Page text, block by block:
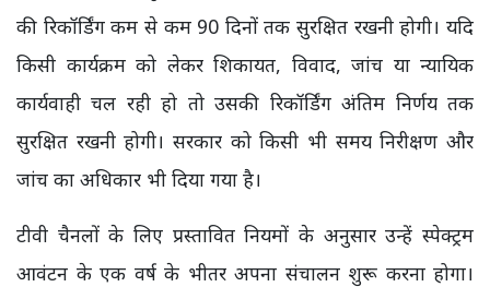
की रिकॉर्डिंग कम से कम 90 दिनों तक सुरक्षित रखनी होगी। यदि
किसी कार्यक्रम को लेकर शिकायत, विवाद, जांच या न्यायिक
कार्यवाही चल रही हो तो उसकी रिकॉर्डिंग अंतिम निर्णय तक
सुरक्षित रखनी होगी। सरकार को किसी भी समय निरीक्षण और
जांच का अधिकार भी दिया गया है।
टीवी चैनलों के लिए प्रस्तावित नियमों के अनुसार उन्हें स्पेक्ट्रम
आवंटन के एक वर्ष के भीतर अपना संचालन शुरू करना होगा।